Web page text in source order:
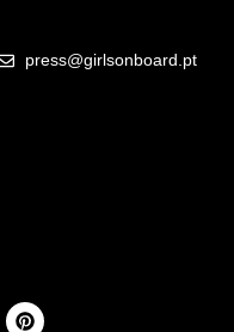
press@girlsonboard.pt